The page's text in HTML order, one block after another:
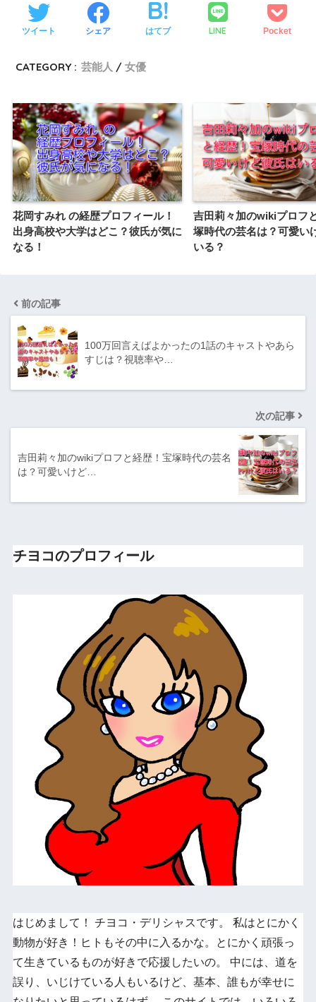
ツイート シェア はてブ LINE Pocket
CATEGORY : 芸能人 女優
花岡すみれ の経歴プロフィール！
出身高校や大学はどこ？彼氏が気に
なる！
吉田莉々加のwikiプロフ
塚時代の芸名は？可愛い
いる？
前の記事
100万回言えばよかったの1話のキャストやあら
すじは？視聴率や…
次の記事
吉田莉々加のwikiプロフと経歴！宝塚時代の芸名
は？可愛いけど…
チヨコのプロフィール
はじめまして！ チヨコ・デリシャスです。 私はとにかく
動物が好き！ヒトもその中に入るかな。とにかく頑張っ
て生きているものが好きで応援したいの。 中には、道を
誤り、いじけている人もいるけど、基本、誰もが幸せに